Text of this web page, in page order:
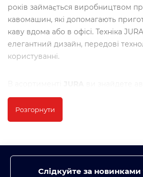
років займається виробництвом
кавомашин, які допомагають
каву вдома або в офісі. Техніка
елегантний дизайн, передові
користуванні.
кавомашини, які дозволяють
кавові напої, від класичного
латте, з максимальним комфортом
для досягнення ідеальної
оптимального тиску для екстракції
автоматичного очищення для
Розгорнути
Слідкуйте за новинками